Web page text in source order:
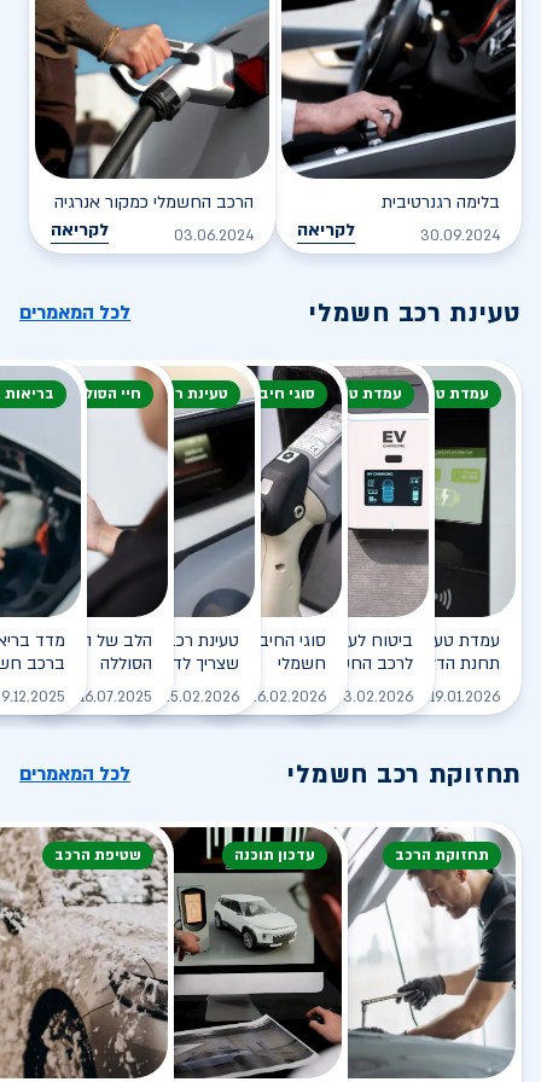
בלימה רגנרטיבית
30.09.2024 לקריאה
הרכב החשמלי כמקור אנרגיה
03.06.2024 לקריאה
טעינת רכב חשמלי לכל המאמרים
עמדת טעינה
עמדת טעינה - הסוף של
תחנת הדלק?
19.01.2026 לקריאה
עמדת טעינה
ביטוח לעמדת טעינה ביתית
לרכב החשמלי
03.02.2026 לקריאה
סוגי חיבור
סוגי החיבורים לטעינת רכב
חשמלי
26.02.2026 לקריאה
טעינת רכב חשמלי
טעינת רכב חשמלי - כל מה
שצריך לדעת
25.02.2026 לקריאה
חיי הסוללה
הלב של הרכב
הסוללה
16.07.2025
ברכב
תחזוקת רכב חשמלי לכל המאמרים
תחזוקת הרכב עדכון תוכנה שטיפת הרכב